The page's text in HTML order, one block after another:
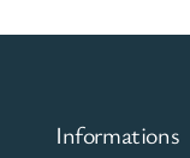
Informations